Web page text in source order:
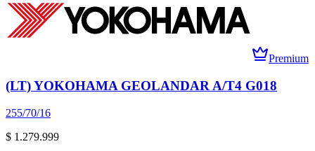
Premium
(LT) YOKOHAMA GEOLANDAR A/T4 G018
255/70/16
$ 1.279.999